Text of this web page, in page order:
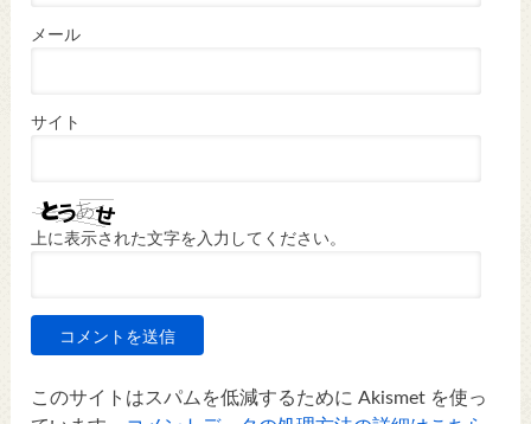
メール
サイト
上に表示された文字を入力してください。
このサイトはスパムを低減するために Akismet を使っ